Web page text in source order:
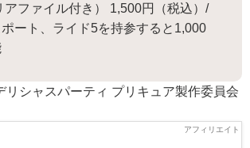
アファイル付き） 1,500円（税込）/
ート、ライド5を持参すると1,000
リシャスパーティ プリキュア製作委員会